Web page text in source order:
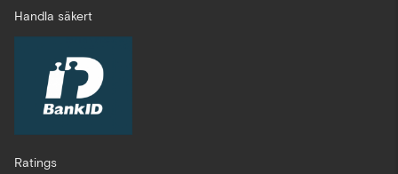
Handla säkert
Ratings